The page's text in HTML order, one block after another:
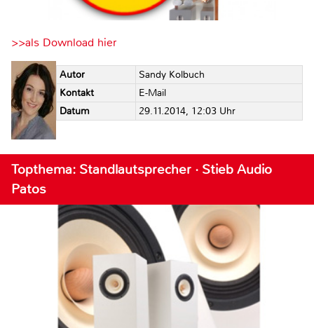
>>als Download hier
Autor
Sandy Kolbuch
Kontakt
E-Mail
Datum
29.11.2014, 12:03 Uhr
Topthema: Standlautsprecher · Stieb Audio
Patos